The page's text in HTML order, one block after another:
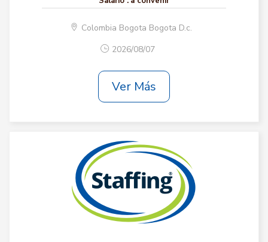
Colombia Bogota Bogota D.c.
2026/08/07
Ver Más